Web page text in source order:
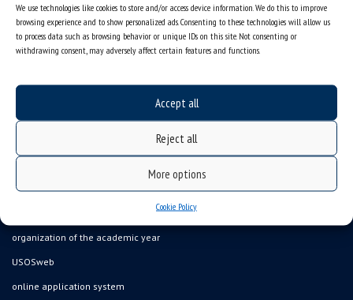
We use technologies like cookies to store and/or access device information. We do this to improve
browsing experience and to show personalized ads. Consenting to these technologies will allow us
to process data such as browsing behavior or unique IDs on this site. Not consenting or
withdrawing consent, may adversely affect certain features and functions.
Accept all
Reject all
More options
Cookie Policy
sitemap
job offers
organization of the academic year
USOSweb
online application system